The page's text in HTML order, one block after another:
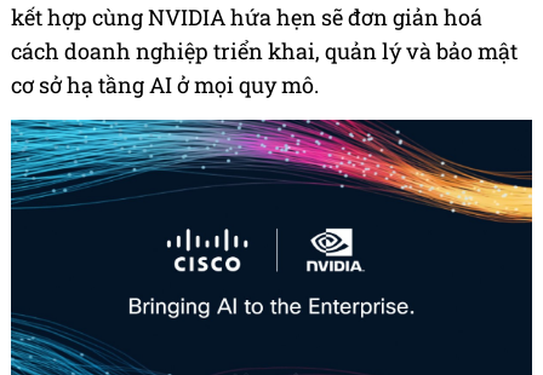
kết hợp cùng NVIDIA hứa hẹn sẽ đơn giản hoá
cách doanh nghiệp triển khai, quản lý và bảo mật
cơ sở hạ tầng AI ở mọi quy mô.